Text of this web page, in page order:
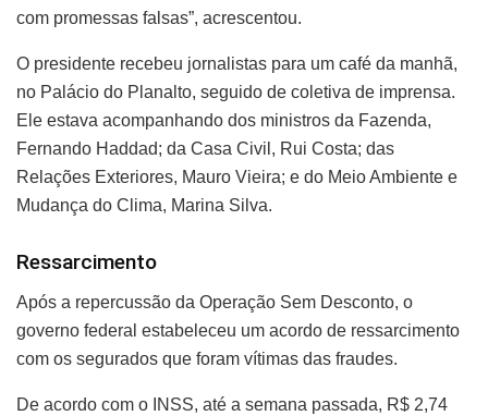
com promessas falsas”, acrescentou.
O presidente recebeu jornalistas para um café da manhã,
no Palácio do Planalto, seguido de coletiva de imprensa.
Ele estava acompanhando dos ministros da Fazenda,
Fernando Haddad; da Casa Civil, Rui Costa; das
Relações Exteriores, Mauro Vieira; e do Meio Ambiente e
Mudança do Clima, Marina Silva.
Ressarcimento
Após a repercussão da Operação Sem Desconto, o
governo federal estabeleceu um acordo de ressarcimento
com os segurados que foram vítimas das fraudes.
De acordo com o INSS, até a semana passada, R$ 2,74